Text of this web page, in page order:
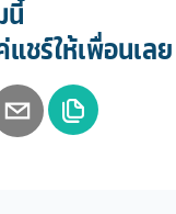
นี้
ชร์ให้เพื่อนเลย